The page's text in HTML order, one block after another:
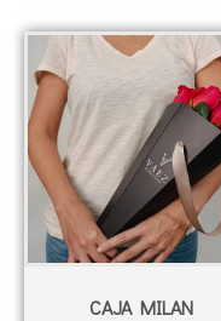
CAJA MILAN